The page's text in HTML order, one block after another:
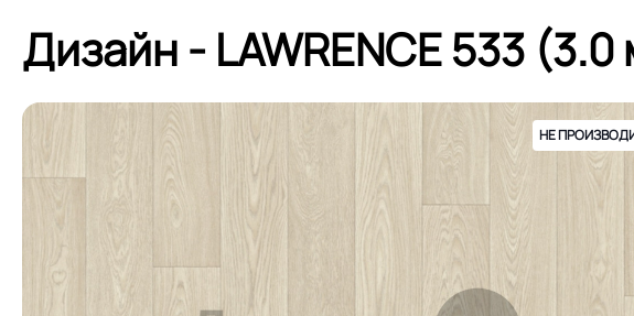
Дизайн - LAWRENCE 533 (3.0
НЕ